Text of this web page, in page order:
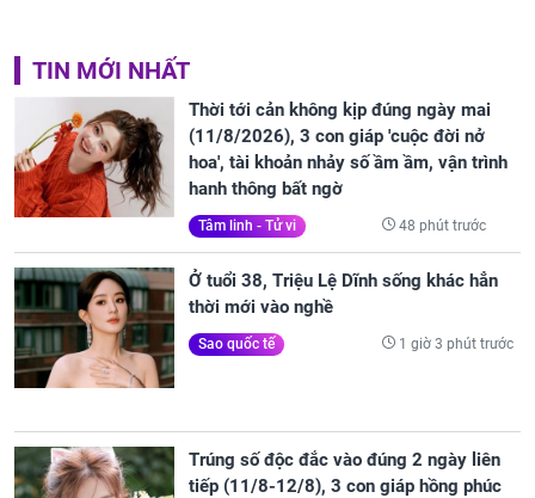
TIN MỚI NHẤT
Thời tới cản không kịp đúng ngày mai
(11/8/2026), 3 con giáp 'cuộc đời nở
hoa', tài khoản nhảy số ầm ầm, vận trình
hanh thông bất ngờ
Tâm linh - Tử vi 48 phút trước
Ở tuổi 38, Triệu Lệ Dĩnh sống khác hẳn
thời mới vào nghề
Sao quốc tế 1 giờ 3 phút trước
Trúng số độc đắc vào đúng 2 ngày liên
tiếp (11/8-12/8), 3 con giáp hồng phúc